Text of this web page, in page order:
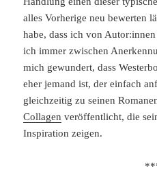
alles Vorherige neu bewerten
habe, dass ich von
ich immer zwischen
mich gewundert, dass
eher jemand ist, der einfach
gleichzeitig zu seinen
Collagen veröffentlicht, die
Inspiration zeigen.